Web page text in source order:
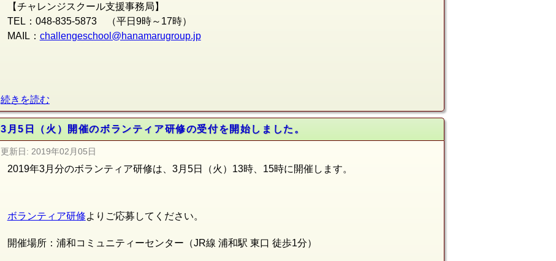
【チャレンジスクール支援事務局】
TEL：048-835-5873 （平日9時～17時）
MAIL： challengeschool@hanamarugroup.jp
続きを読む
3月5日（火）開催のボランティア研修の受付を開始しました。
更新日: 2019年02月05日
2019年3月分のボランティア研修は、3月5日（火）13時、15時に開催します。
ボランティア研修よりご応募してください。
開催場所：浦和コミュニティーセンター（JR線 浦和駅 東口 徒歩1分）